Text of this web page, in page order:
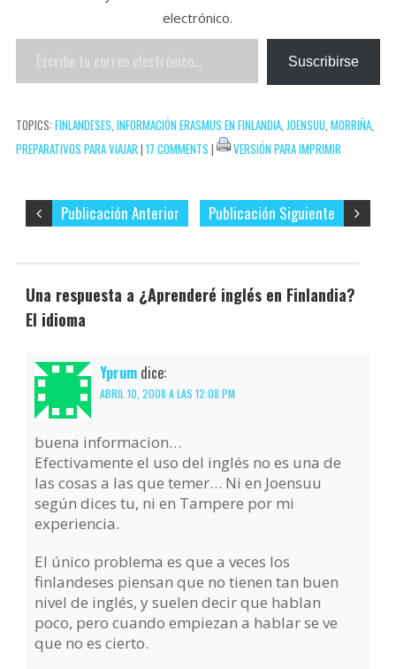
s
t
electrónico.
Escribe
tu
electrónico…
Suscribirse
TOPICS: FINLANDESES INFORMACIÓN ERASMUS EN FINLANDIA, JOENSUU MORRIÑA,
PREPARATIVOS PARA VIAJAR | 17 COMMENTS | VERSIÓN PARA IMPRIMIR
Publicación Siguiente
Publicación Anterior
Una respuesta a ¿Aprenderé inglés en Finlandia?
El idioma
Yprum dice:
ABRIL 10, 2008 A LAS 12:08 PM
buena informacion…
Efectivamente el uso del inglés no es una de
las cosas a las que temer… Ni en Joensuu
según dices tu, ni en Tampere por mi
experiencia.
El único problema es que a veces los
finlandeses piensan que no tienen tan buen
nivel de inglés, y suelen decir que hablan
poco, pero cuando empiezan a hablar se ve
que no es cierto.